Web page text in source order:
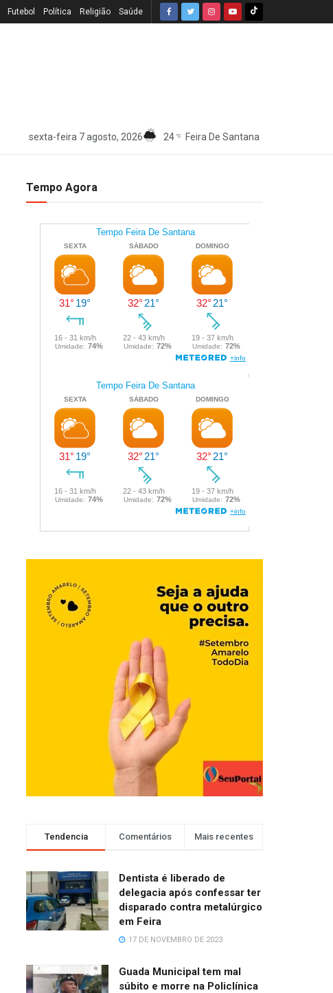
Futebol Política Religião Saúde
sexta-feira 7 agosto, 2026 24 °C Feira De Santana
Tempo Agora
Tendencia Comentários Mais recentes
Dentista é liberado de
delegacia após confessar ter
disparado contra metalúrgico
em Feira
17 DE NOVEMBRO DE 2023
Guada Municipal tem mal
súbito e morre na Policlínica